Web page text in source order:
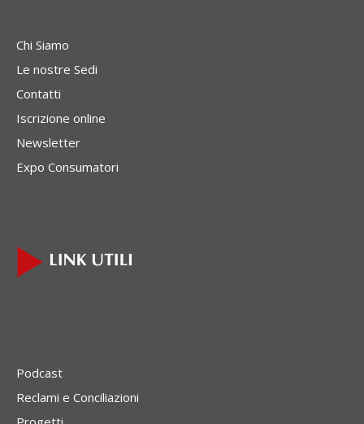
Chi Siamo
Le nostre Sedi
Contatti
Iscrizione online
Newsletter
Expo Consumatori
Podcast
Reclami e Conciliazioni